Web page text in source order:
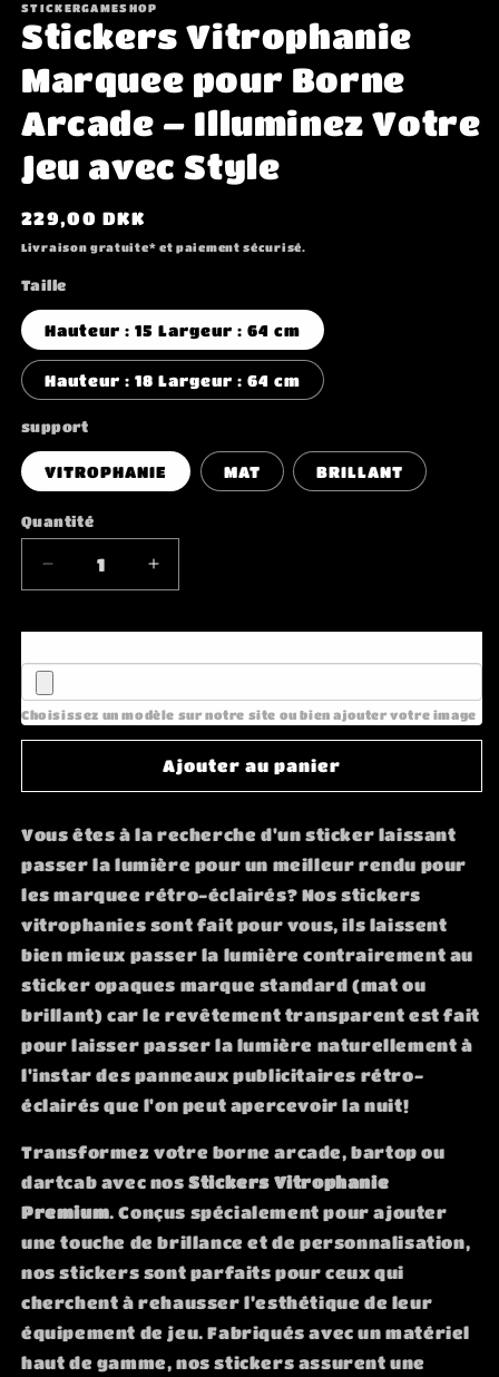
modale
STICKERGAMESHOP
Stickers Vitrophanie
Marquee pour Borne
Arcade – Illuminez Votre
Jeu avec Style
Prix
habituel
229,00 DKK
Livraison gratuite* et paiement sécurisé.
Taille
Hauteur : 15 Largeur : 64 cm
Hauteur : 18 Largeur : 64 cm
support
VITROPHANIE MAT BRILLANT
Quantité
Réduire
la
Stickers
Vitrophanie
Marquee
pour
Illuminez
Jeu
avec
Style
Augmenter
la
Stickers
Marquee
pour
Borne
Illuminez
Votre
Jeu
avec
Style
Choisissez un modèle sur notre site ou bien ajouter votre image
Ajouter au panier
Vous êtes à la recherche d'un sticker laissant
passer la lumière pour un meilleur rendu pour
les marquee rétro-éclairés? Nos stickers
vitrophanies sont fait pour vous, ils laissent
bien mieux passer la lumière contrairement au
sticker opaques marque standard (mat ou
brillant) car le revêtement transparent est fait
pour laisser passer la lumière naturellement à
l'instar des panneaux publicitaires rétro-
éclairés que l'on peut apercevoir la nuit!
Transformez votre borne arcade, bartop ou
dartcab avec nosStickers Vitrophanie
Premium. Conçus spécialement pour ajouter
une touche de brillance et de personnalisation,
nos stickers sont parfaits pour ceux qui
cherchent à rehausser l’esthétique de leur
équipement de jeu. Fabriqués avec un matériel
haut de gamme, nos stickers assurent une